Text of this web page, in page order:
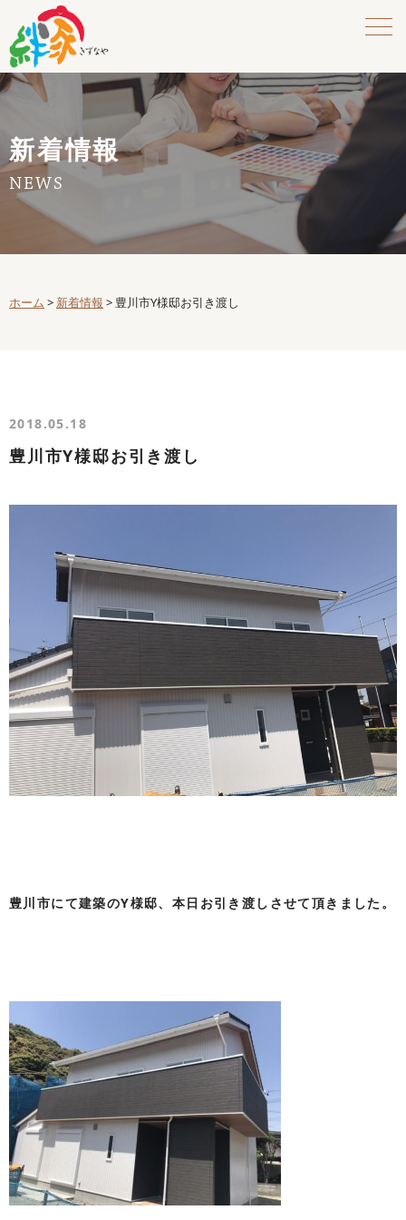
新着情報
NEWS
ホーム > 新着情報 > 豊川市Y様邸お引き渡し
2018.05.18
豊川市Y様邸お引き渡し
豊川市にて建築のY様邸、本日お引き渡しさせて頂きました。